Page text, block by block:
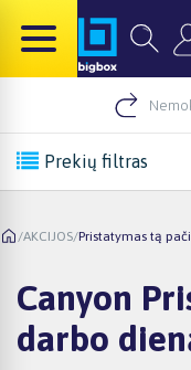
Prekių filtras
/AKCIJOS/Pristatymas tą
Canyon
darbo